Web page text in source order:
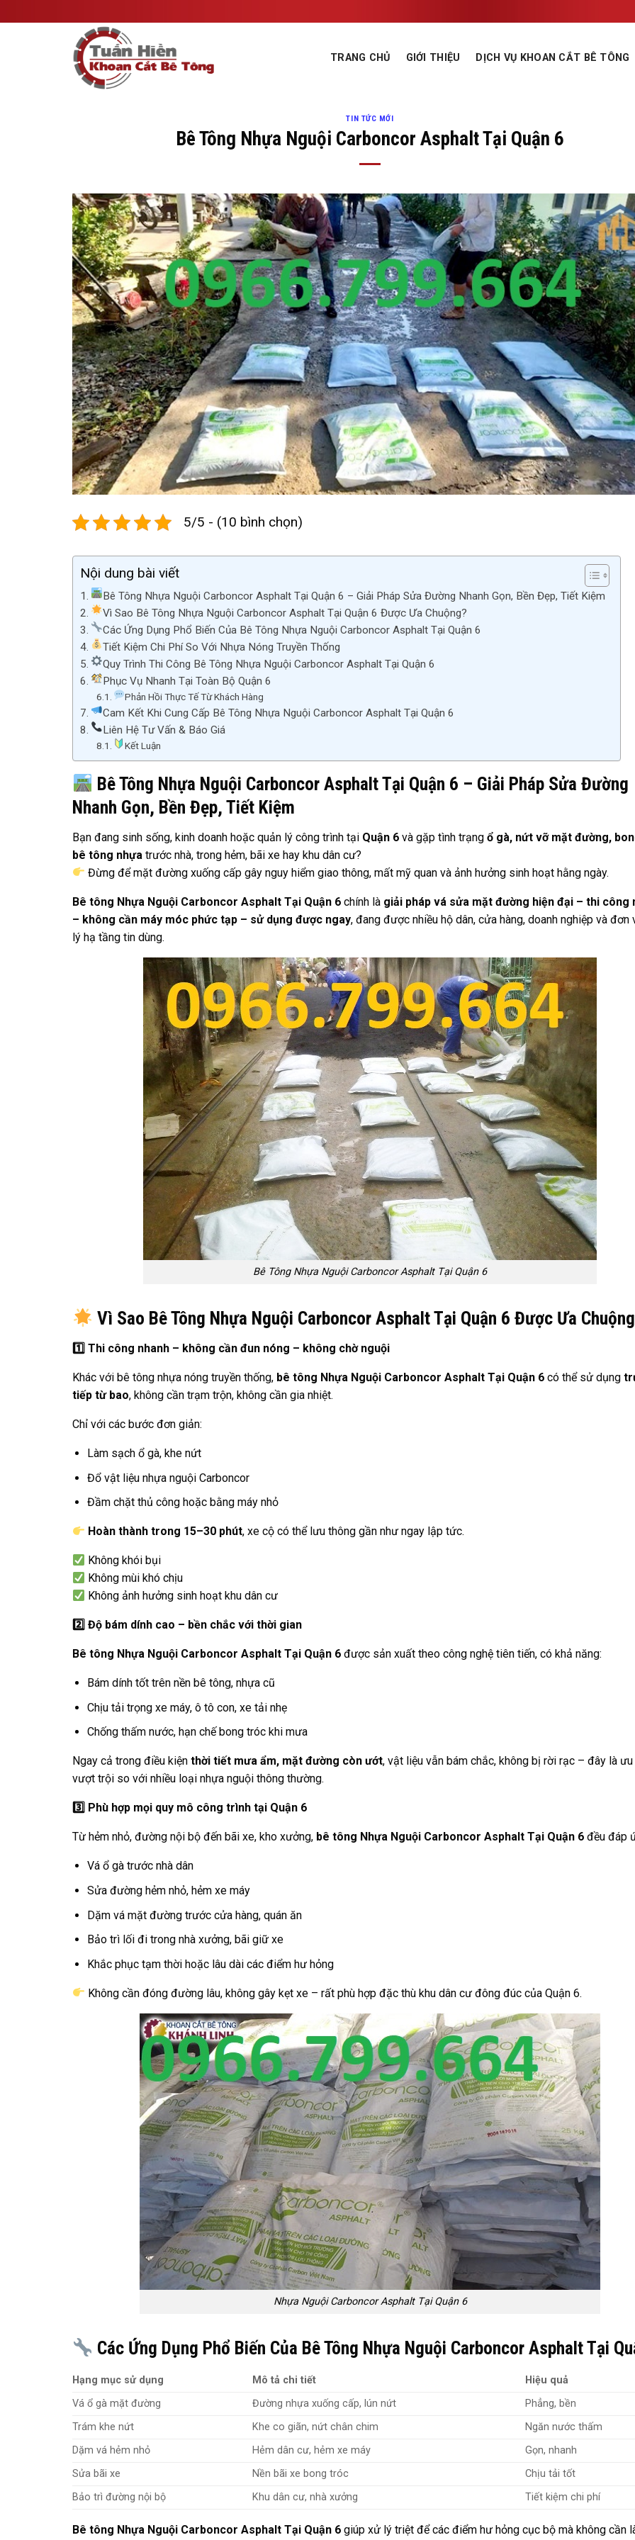
to
TRANG CHỦ GIỚI THIỆU DỊCH VỤ KHOAN CẮT BÊ TÔNG
TIN TỨC MỚI
Bê Tông Nhựa Nguội Carboncor Asphalt Tại Quận 6
5/5 - (10 bình chọn)
Nội dung bài viết
Bê Tông Nhựa Nguội Carboncor Asphalt Tại Quận 6 – Giải Pháp Sửa Đường Nhanh Gọn, Bền Đẹp, Tiết Kiệm
Vì Sao Bê Tông Nhựa Nguội Carboncor Asphalt Tại Quận 6 Được Ưa Chuộng?
Các Ứng Dụng Phổ Biến Của Bê Tông Nhựa Nguội Carboncor Asphalt Tại Quận 6
Tiết Kiệm Chi Phí So Với Nhựa Nóng Truyền Thống
Quy Trình Thi Công Bê Tông Nhựa Nguội Carboncor Asphalt Tại Quận 6
Phục Vụ Nhanh Tại Toàn Bộ Quận 6
Phản Hồi Thực Tế Từ Khách Hàng
Cam Kết Khi Cung Cấp Bê Tông Nhựa Nguội Carboncor Asphalt Tại Quận 6
Liên Hệ Tư Vấn & Báo Giá
Kết Luận
Bê Tông Nhựa Nguội Carboncor Asphalt Tại Quận 6 – Giải Pháp Sửa Đường
Nhanh Gọn, Bền Đẹp, Tiết Kiệm
Bạn đang sinh sống, kinh doanh hoặc quản lý công trình tại Quận 6 và gặp tình trạng ổ gà, nứt vỡ mặt đường,
bê tông nhựa trước nhà, trong hẻm, bãi xe hay khu dân cư?
Đừng để mặt đường xuống cấp gây nguy hiểm giao thông, mất mỹ quan và ảnh hưởng sinh hoạt hằng ngày.
Bê tông Nhựa Nguội Carboncor Asphalt Tại Quận 6 chính là giải pháp vá sửa mặt đường hiện đại – thi công
– không cần máy móc phức tạp – sử dụng được ngay, đang được nhiều hộ dân, cửa hàng, doanh nghiệp và đơn
lý hạ tầng tin dùng.
Bê Tông Nhựa Nguội Carboncor Asphalt Tại Quận 6
Vì Sao Bê Tông Nhựa Nguội Carboncor Asphalt Tại Quận 6 Được Ưa
1️ Thi công nhanh – không cần đun nóng – không chờ nguội
Khác với bê tông nhựa nóng truyền thống, bê tông Nhựa Nguội Carboncor Asphalt Tại Quận 6 có thể sử dụng
tiếp từ bao, không cần trạm trộn, không cần gia nhiệt.
Chỉ với các bước đơn giản:
Làm sạch ổ gà, khe nứt
Đổ vật liệu nhựa nguội Carboncor
Đầm chặt thủ công hoặc bằng máy nhỏ
Hoàn thành trong 15–30 phút, xe cộ có thể lưu thông gần như ngay lập tức.
Không khói bụi
Không mùi khó chịu
Không ảnh hưởng sinh hoạt khu dân cư
2️ Độ bám dính cao – bền chắc với thời gian
Bê tông Nhựa Nguội Carboncor Asphalt Tại Quận 6 được sản xuất theo công nghệ tiên tiến, có khả năng:
Bám dính tốt trên nền bê tông, nhựa cũ
Chịu tải trọng xe máy, ô tô con, xe tải nhẹ
Chống thấm nước, hạn chế bong tróc khi mưa
Ngay cả trong điều kiện thời tiết mưa ẩm, mặt đường còn ướt, vật liệu vẫn bám chắc, không bị rời rạc – đây là
vượt trội so với nhiều loại nhựa nguội thông thường.
3️ Phù hợp mọi quy mô công trình tại Quận 6
Từ hẻm nhỏ, đường nội bộ đến bãi xe, kho xưởng, bê tông Nhựa Nguội Carboncor Asphalt Tại Quận 6 đều đáp
Vá ổ gà trước nhà dân
Sửa đường hẻm nhỏ, hẻm xe máy
Dặm vá mặt đường trước cửa hàng, quán ăn
Bảo trì lối đi trong nhà xưởng, bãi giữ xe
Khắc phục tạm thời hoặc lâu dài các điểm hư hỏng
Không cần đóng đường lâu, không gây kẹt xe – rất phù hợp đặc thù khu dân cư đông đúc của Quận 6.
Nhựa Nguội Carboncor Asphalt Tại Quận 6
Các Ứng Dụng Phổ Biến Của Bê Tông Nhựa Nguội Carboncor Asphalt Tại
Hạng mục sử dụng Mô tả chi tiết
Hiệu quả
Vá ổ gà mặt đường
Đường nhựa xuống cấp, lún nứt
Phẳng, bền
Trám khe nứt
Khe co giãn, nứt chân chim
Ngăn nước thấm
Dặm vá hẻm nhỏ
Hẻm dân cư, hẻm xe máy
Gọn, nhanh
Sửa bãi xe
Nền bãi xe bong tróc
Chịu tải tốt
Bảo trì đường nội bộ
Khu dân cư, nhà xưởng Tiết kiệm chi phí
Bê tông Nhựa Nguội Carboncor Asphalt Tại Quận 6 giúp xử lý triệt để các điểm hư hỏng cục bộ mà không cần